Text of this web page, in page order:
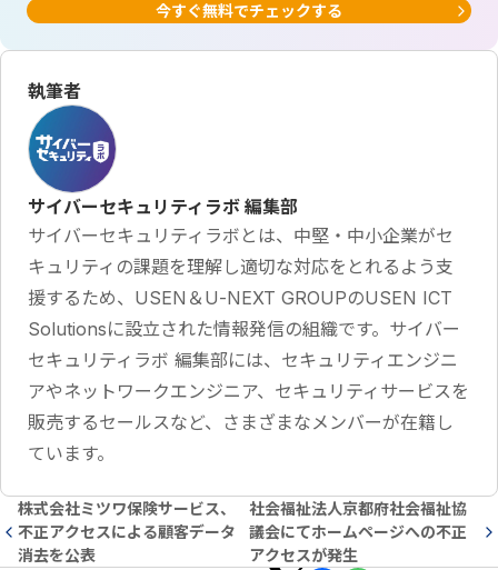
今すぐ無料でチェックする
執筆者
サイバーセキュリティラボ 編集部
サイバーセキュリティラボとは、中堅・中小企業がセ
キュリティの課題を理解し適切な対応をとれるよう支
援するため、USEN＆U-NEXT GROUPのUSEN ICT
Solutionsに設立された情報発信の組織です。サイバー
セキュリティラボ 編集部には、セキュリティエンジニ
アやネットワークエンジニア、セキュリティサービスを
販売するセールスなど、さまざまなメンバーが在籍し
ています。
株式会社ミツワ保険サービス、
不正アクセスによる顧客データ
消去を公表
社会福祉法人京都府社会福祉協
議会にてホームページへの不正
アクセスが発生